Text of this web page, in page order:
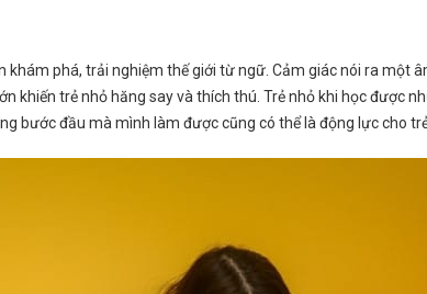
khám phá, trải nghiệm thế giới từ ngữ. Cảm giác nói ra một
khiến trẻ nhỏ hăng say và thích thú. Trẻ nhỏ khi học được
bước đầu mà mình làm được cũng có thể là động lực cho